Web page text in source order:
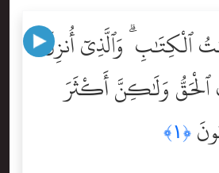
ٱلْكِتَٰبِ ۗ وَٱلَّذِىٓ أُنزِلَ
ٱلْحَقُّ وَلَٰكِنَّ أَكْثَرَ
﴿١﴾